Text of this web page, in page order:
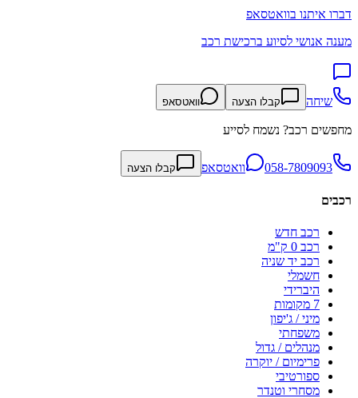
דברו איתנו בוואטסאפ
מענה אנושי לסיוע ברכישת רכב
שיחה קבלו הצעה וואטסאפ
מחפשים רכב? נשמח לסייע
058-7809093 וואטסאפ קבלו הצעה
רכבים
רכב חדש
רכב 0 ק"מ
רכב יד שניה
חשמלי
היברידי
7 מקומות
מיני / ג'יפון
משפחתי
מנהלים / גדול
פרימיום / יוקרה
ספורטיבי
מסחרי וטנדר